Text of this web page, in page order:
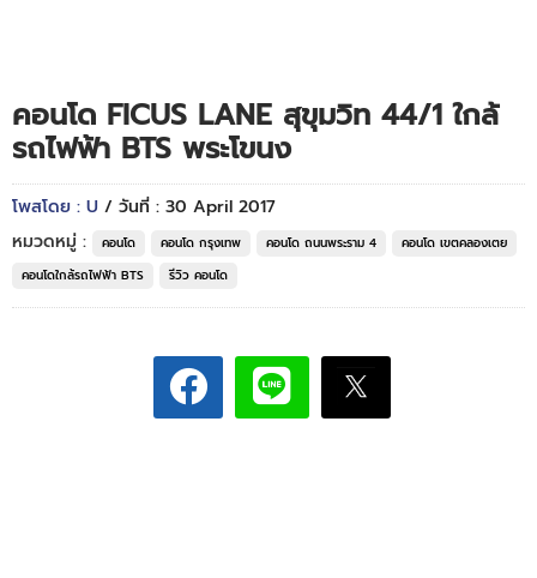
คอนโด FICUS LANE สุขุมวิท 44/1 ใกล้
รถไฟฟ้า BTS พระโขนง
โพสโดย : U / วันที่ : 30 April 2017
หมวดหมู่ :
คอนโด คอนโด กรุงเทพ คอนโด ถนนพระราม 4
คอนโด เขตคลองเตย
คอนโดใกล้รถไฟฟ้า BTS
รีวิว คอนโด